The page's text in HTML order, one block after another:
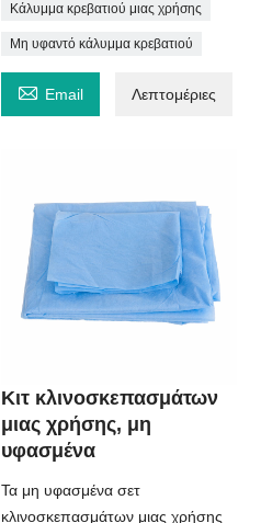
Κάλυμμα κρεβατιού μιας χρήσης
Μη υφαντό κάλυμμα κρεβατιού
 Email Λεπτομέριες
Κιτ κλινοσκεπασμάτων
μιας χρήσης, μη
υφασμένα
Τα μη υφασμένα σετ
κλινοσκεπασμάτων μιας χρήσης